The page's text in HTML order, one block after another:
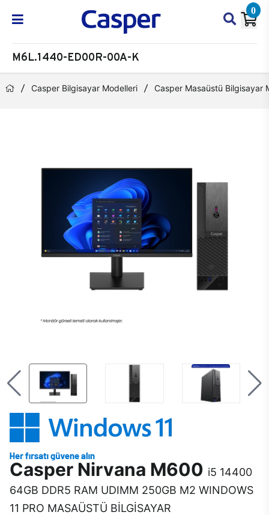
0
M6L.1440-ED00R-00A-K
Casper Bilgisayar Modelleri Casper Masaüstü Bilgisayar
Casper Nirvana M600 i5 14400
64GB DDR5 RAM UDIMM 250GB M2 WINDOWS
11 PRO MASAÜSTÜ BİLGİSAYAR